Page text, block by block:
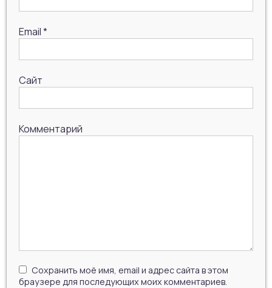
Email*
Сайт
Комментарий
Сохранить моё имя, email и адрес сайта в этом
браузере для последующих моих комментариев.